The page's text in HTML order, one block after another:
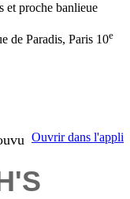
et proche banlieue
de Paradis, Paris 10e
Ouvrir dans l'appli